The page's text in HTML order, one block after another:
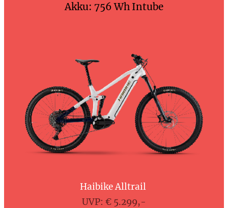
Akku: 756 Wh Intube
Haibike Alltrail
UVP: € 5.299,-